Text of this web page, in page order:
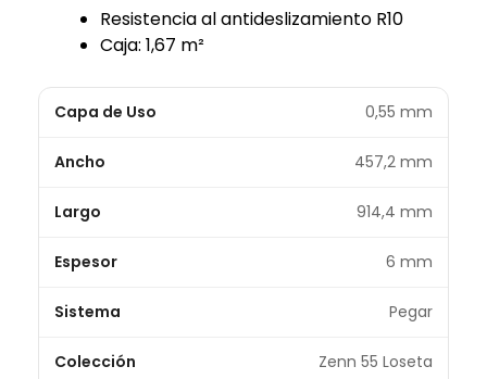
Resistencia al antideslizamiento R10
Caja: 1,67 m²
Capa de Uso 0,55 mm
Ancho 457,2 mm
Largo 914,4 mm
Espesor 6 mm
Sistema Pegar
Colección Zenn 55 Loseta